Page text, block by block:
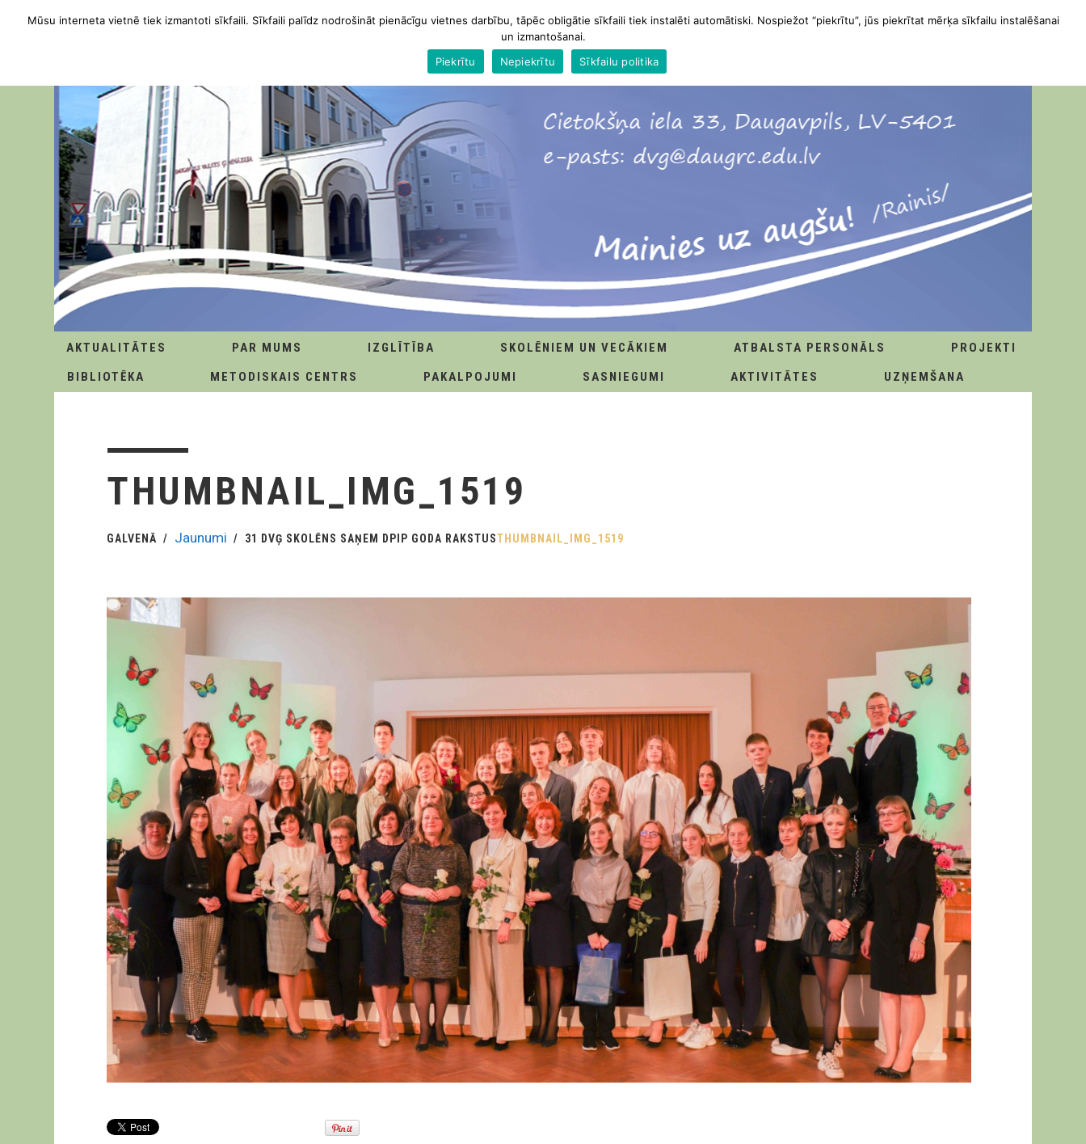
AKTUALITĀTES PAR MUMS IZGLĪTĪBA SKOLĒNIEM UN VECĀKIEM ATBALSTA PERSONĀLS
PROJEKTI
BIBLIOTĒKA
METODISKAIS CENTRS PAKALPOJUMI SASNIEGUMI AKTIVITĀTES UZŅEMŠANA
THUMBNAIL_IMG_1519
GALVENĀ Jaunumi 31 DVĢ SKOLĒNS SAŅEM DPIP GODA RAKSTUSTHUMBNAIL_IMG_1519
Mūsu interneta vietnē tiek izmantoti sīkfaili. Sīkfaili palīdz nodrošināt pienācīgu vietnes darbību, tāpēc obligātie sīkfaili tiek instalēti automātiski. Nospiežot “piekrītu”, jūs piekrītat mērķa sīkfailu instalēšanai
un izmantošanai.
Piekrītu
Nepiekrītu Sīkfailu politika